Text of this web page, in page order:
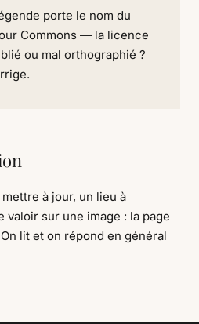
porte le nom du
Commons — la licence
ou mal orthographié ?
à jour, un lieu à
valoir sur une image : la page
lit et on répond en général